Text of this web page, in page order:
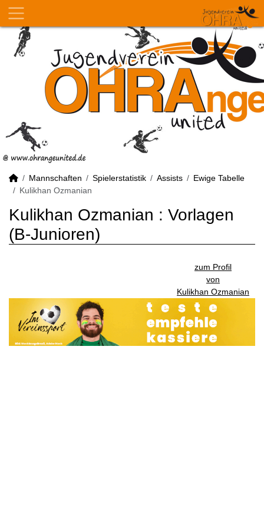
Mannschaften Spielerstatistik Assists
Ewige Tabelle
Kulikhan Ozmanian
Kulikhan Ozmanian : Vorlagen
(B-Junioren)
zum Profil
von
Kulikhan Ozmanian